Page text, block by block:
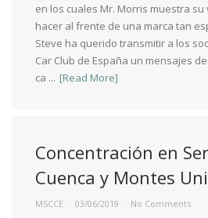
en los cuales Mr. Morris muestra
hacer al frente de una marca tan
Steve ha querido transmitir a los
Car Club de España un mensajes
ca ... [Read More]
Concentración en
Cuenca y Montes
MSCCE 03/06/2019 No Comments